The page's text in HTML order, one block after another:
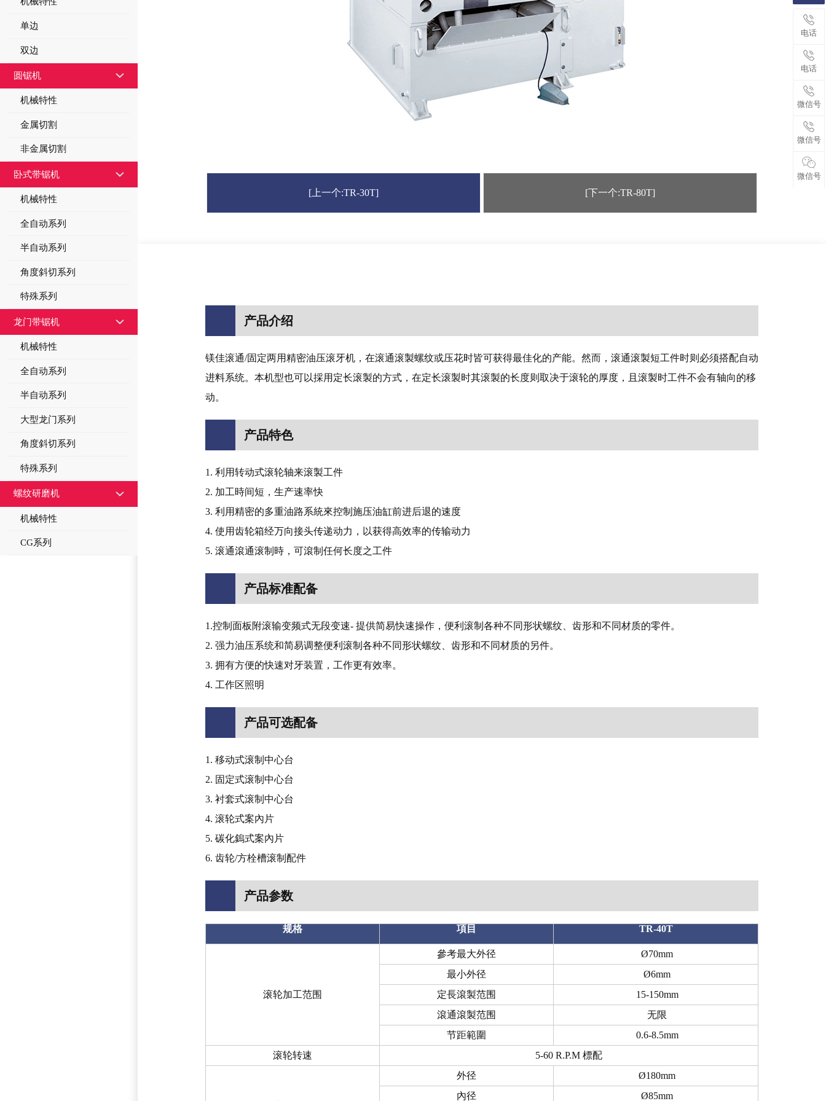
单边
双边
圆锯机
机械特性
金属切割
非金属切割
卧式带锯机
机械特性
全自动系列
半自动系列
角度斜切系列
特殊系列
龙门带锯机
机械特性
全自动系列
半自动系列
大型龙门系列
角度斜切系列
特殊系列
螺纹研磨机
机械特性
CG系列
[上一个:TR-30T] [下一个:TR-80T]
产品介绍
镁佳滚通/固定两用精密油压滚牙机，在滚通滚製螺纹或压花时皆可获得最佳化的产能。然而，滚通滚製短工件时则必须搭配自动
进料系统。本机型也可以採用定长滚製的方式，在定长滚製时其滚製的长度则取决于滚轮的厚度，且滚製时工件不会有轴向的移
动。
产品特色
1. 利用转动式滚轮轴来滚製工件
2. 加工時间短，生产速率快
3. 利用精密的多重油路系統來控制施压油缸前进后退的速度
4. 使用齿轮箱经万向接头传递动力，以获得高效率的传输动力
5. 滚通滾通滚制時，可滾制任何长度之工件
产品标准配备
1.控制面板附滚输变频式无段变速- 提供简易快速操作，便利滚制各种不同形状螺纹、齿形和不同材质的零件。
2. 强力油压系统和简易调整便利滚制各种不同形状螺纹、齿形和不同材质的另件。
3. 拥有方便的快速对牙装置，工作更有效率。
4. 工作区照明
产品可选配备
1. 移动式滚制中心台
2. 固定式滚制中心台
3. 衬套式滚制中心台
4. 滚轮式案內片
5. 碳化鎢式案內片
6. 齿轮/方栓槽滚制配件
产品参数
规格 項目 TR-40T
滚轮加工范围
參考最大外径
Ø70mm
最小外径
Ø6mm
定長滾製范围
15-150mm
滾通滾製范围
无限
节距範圍
0.6-8.5mm
滚轮转速
5-60 R.P.M 標配
外径
Ø180mm
內径
Ø85mm
电话
电话
微信号
微信号
微信号